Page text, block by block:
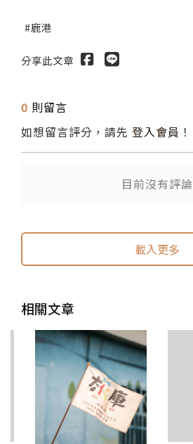
鹿港
分享此文章
0 則留言
如想留言評分，請先 登入會員 ！
目前沒有評論
載入更多
相關文章